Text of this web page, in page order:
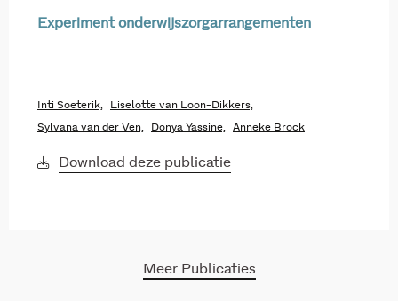
Experiment onderwijszorgarrangementen
Inti Soeterik, Liselotte van Loon-Dikkers,
Sylvana van der Ven, Donya Yassine, Anneke Brock
Download deze publicatie
Meer Publicaties